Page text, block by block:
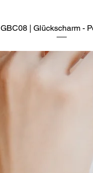
Schnellansicht
GBC08 | Glückscharm -